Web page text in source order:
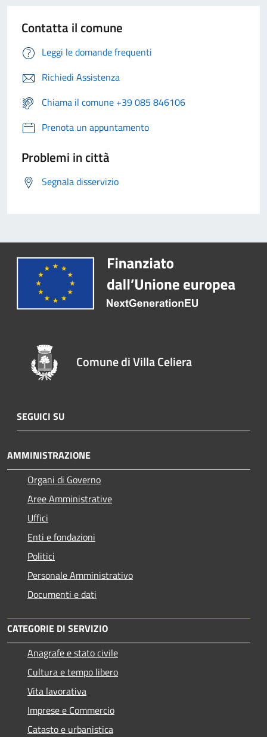
Contatta il comune
Leggi le domande frequenti
Richiedi Assistenza
Chiama il comune +39 085 846106
Prenota un appuntamento
Problemi in città
Segnala disservizio
Comune di Villa Celiera
SEGUICI SU
AMMINISTRAZIONE
Organi di Governo
Aree Amministrative
Uffici
Enti e fondazioni
Politici
Personale Amministrativo
Documenti e dati
CATEGORIE DI SERVIZIO
Anagrafe e stato civile
Cultura e tempo libero
Vita lavorativa
Imprese e Commercio
Catasto e urbanistica